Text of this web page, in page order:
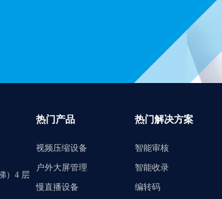
）4 层
热门产品
视频压缩设备
户外大屏管理
慢直播设备
热门解决方案
智能审核
智能收录
编转码